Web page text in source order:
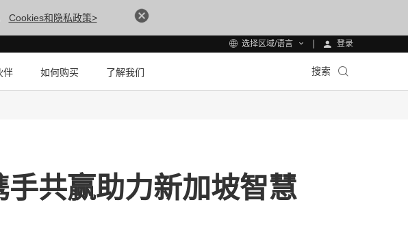
Cookies和隐私政策>
选择区域/语言 登录
伴 如何购买 了解我们 搜索
共赢助力新加坡智慧